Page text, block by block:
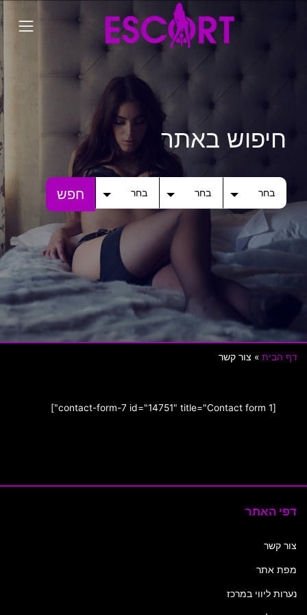
חיפוש באתר
בחר בחר בחר חפש
דף הבית» צור קשר
[contact-form-7 id="14751" title="Contact form 1"]
דפי האתר
צור קשר
מפת אתר
נערות ליווי במרכז